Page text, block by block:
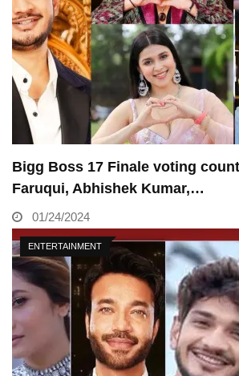
Bigg Boss 17 Finale voting
Faruqui, Abhishek Kumar,…
01/24/2024
ENTERTAINMENT